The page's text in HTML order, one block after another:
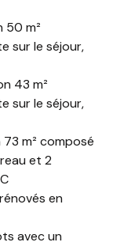
50 m²
sur le séjour,
43 m²
sur le séjour,
m² composé
et 2
en
avec un